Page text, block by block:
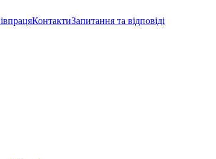
КонтактиЗапитання та відповіді